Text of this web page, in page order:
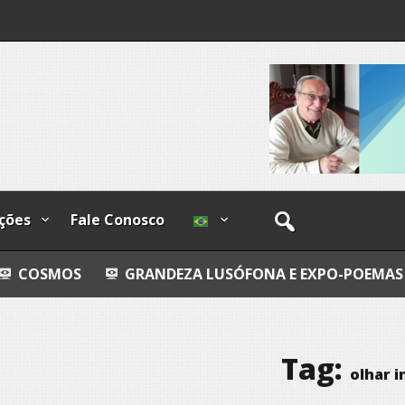
Fale Conosco
GRANDEZA LUSÓFONA E EXPO-POEMAS
Tag: olhar